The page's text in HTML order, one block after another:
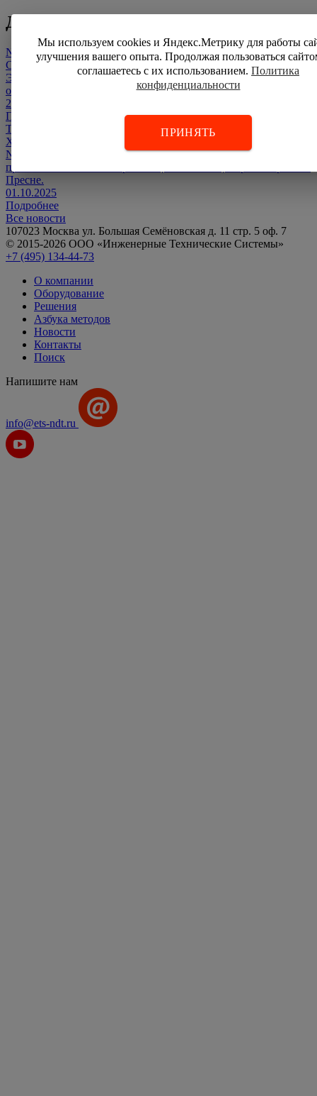
Мы используем cookies и Яндекс.Метрику для работы
улучшения вашего опыта. Продолжая пользоваться
соглашаетесь с их использованием. Политика
конфиденциальности
ПРИНЯТЬ
Другие публикации
NDT Russia 2025
С 21 по 23 октября 2025 года в Москве в МВЦ «Крокус
Экспо» состоялась юбилейная 25-я Международная выставка
оборудования для неразрушающего контроля NDT Russia.
24.10.2025
Подробнее
Территория NDT 2025
XII Международный промышленный Форум «Территория
NDT. Неразрушающий контроль. Испытания. Диагностика»
прошел в Москве 1-3 апреля в ЦВК «Экспоцентр» на Красной
Пресне.
01.10.2025
Подробнее
Все новости
107023 Москва ул. Большая Семёновская д. 11 стр. 5 оф. 7
© 2015-2026 ООО «Инженерные Технические Системы»
+7 (495) 134-44-73
О компании
Оборудование
Решения
Азбука методов
Новости
Контакты
Поиск
Напишите нам
info@ets-ndt.ru